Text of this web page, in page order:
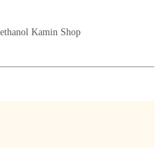
Kamin Shop